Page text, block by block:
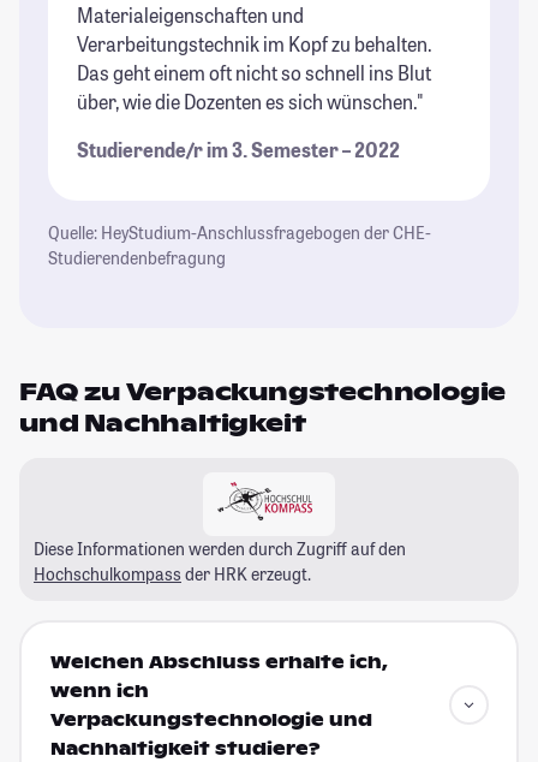
Materialeigenschaften und
Verarbeitungstechnik im Kopf zu behalten.
Das geht einem oft nicht so schnell ins Blut
über, wie die Dozenten es sich wünschen."
Studierende/r im 3. Semester – 2022
Quelle: HeyStudium-Anschlussfragebogen der CHE-
Studierendenbefragung
FAQ zu Verpackungstechnologie
und Nachhaltigkeit
Diese Informationen werden durch Zugriff auf den
Hochschulkompass der HRK erzeugt.
Welchen Abschluss erhalte ich,
wenn ich
Verpackungstechnologie und
Nachhaltigkeit studiere?